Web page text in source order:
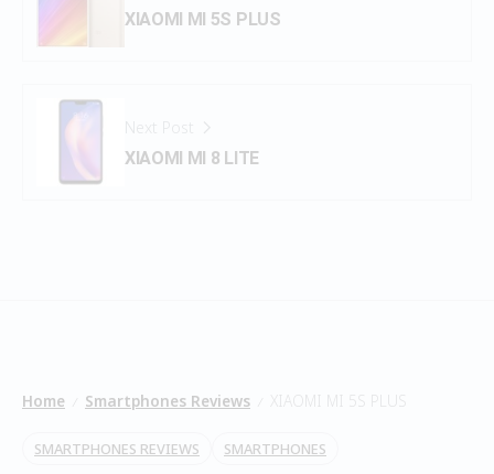
XIAOMI MI 5S PLUS
Next Post
XIAOMI MI 8 LITE
Home Smartphones Reviews XIAOMI MI 5S PLUS
SMARTPHONES REVIEWS SMARTPHONES